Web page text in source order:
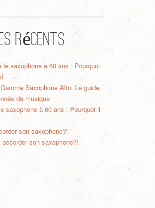
récents
le saxophone à 60 ans : Pourquoi
Gamme Saxophone Alto: Le guide
de musique
saxophone à 60 ans : Pourquoi il
son saxophone?!
accorder son saxophone?!